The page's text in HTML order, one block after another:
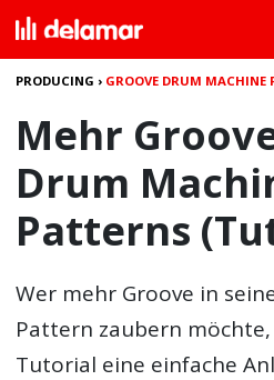
PRODUCING › GROOVE DRUM MACHINE
Mehr
Drum
Patterns
Wer mehr Groove in
Pattern zaubern
Tutorial eine einfache